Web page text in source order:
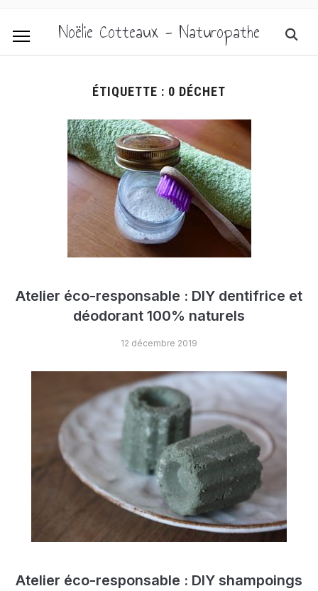
Noëlie Cotteaux - Naturopathe
ÉTIQUETTE : 0 DÉCHET
Atelier éco-responsable : DIY dentifrice et
déodorant 100% naturels
12 décembre 2019
Atelier éco-responsable : DIY shampoings